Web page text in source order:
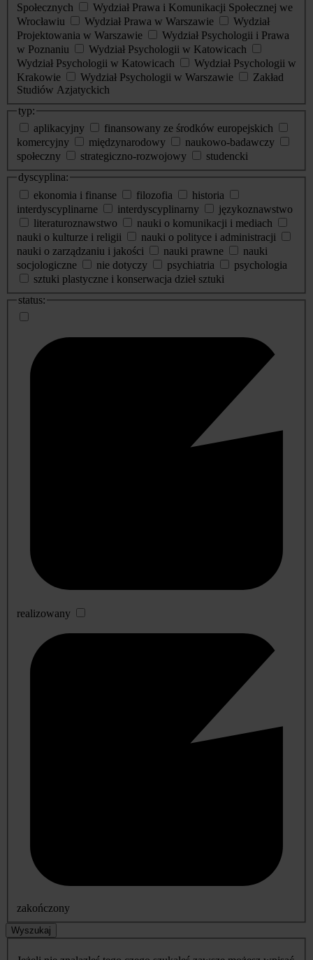
Społecznych
Wydział Prawa i Komunikacji Społecznej we
Wrocławiu
Wydział Prawa w Warszawie
Wydział
Projektowania w Warszawie
Wydział Psychologii i Prawa
w Poznaniu
Wydział Psychologii w Katowicach
Wydział Psychologii w Katowicach
Wydział Psychologii w
Krakowie
Wydział Psychologii w Warszawie
Zakład
Studiów Azjatyckich
typ:
aplikacyjny
finansowany ze środków europejskich
komercyjny
międzynarodowy
naukowo-badawczy
społeczny
strategiczno-rozwojowy
studencki
dyscyplina:
ekonomia i finanse
filozofia
historia
interdyscyplinarne
interdyscyplinarny
językoznawstwo
literaturoznawstwo
nauki o komunikacji i mediach
nauki o kulturze i religii
nauki o polityce i administracji
nauki o zarządzaniu i jakości
nauki prawne
nauki
socjologiczne
nie dotyczy psychiatria
psychologia
sztuki plastyczne i konserwacja dzieł sztuki
status:
realizowany
zakończony
Wyszukaj